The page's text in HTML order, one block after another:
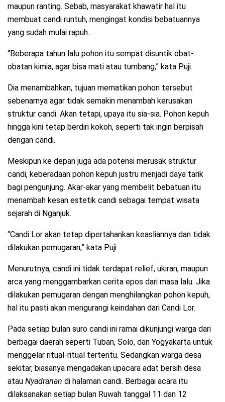
maupun ranting. Sebab, masyarakat khawatir hal itu
membuat candi runtuh, mengingat kondisi bebatuannya
yang sudah mulai rapuh.
“Beberapa tahun lalu pohon itu sempat disuntik obat-
obatan kimia, agar bisa mati atau tumbang,” kata Puji.
Dia menambahkan, tujuan mematikan pohon tersebut
sebenarnya agar tidak semakin menambah kerusakan
struktur candi. Akan tetapi, upaya itu sia-sia. Pohon kepuh
hingga kini tetap berdiri kokoh, seperti tak ingin berpisah
dengan candi.
Meskipun ke depan juga ada potensi merusak struktur
candi, keberadaan pohon kepuh justru menjadi daya tarik
bagi pengunjung. Akar-akar yang membelit bebatuan itu
menambah kesan estetik candi sebagai tempat wisata
sejarah di Nganjuk.
“Candi Lor akan tetap dipertahankan keasliannya dan tidak
dilakukan pemugaran,” kata Puji.
Menurutnya, candi ini tidak terdapat relief, ukiran, maupun
arca yang menggambarkan cerita epos dari masa lalu. Jika
dilakukan pemugaran dengan menghilangkan pohon kepuh,
hal itu pasti akan mengurangi keindahan dari Candi Lor.
Pada setiap bulan suro candi ini ramai dikunjungi warga dari
berbagai daerah seperti Tuban, Solo, dan Yogyakarta untuk
menggelar ritual-ritual tertentu. Sedangkan warga desa
sekitar, biasanya mengadakan upacara adat bersih desa
atau Nyadranan di halaman candi. Berbagai acara itu
dilaksanakan setiap bulan Ruwah tanggal 11 dan 12